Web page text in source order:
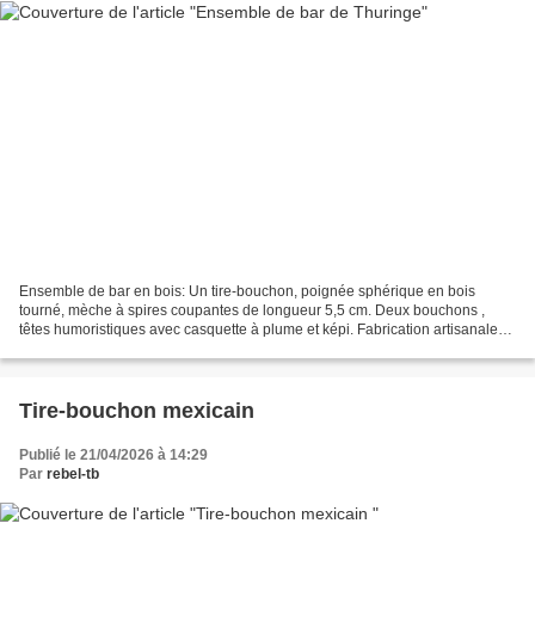
Ensemble de bar en bois: Un tire-bouchon, poignée sphérique en bois
tourné, mèche à spires coupantes de longueur 5,5 cm. Deux bouchons ,
têtes humoristiques avec casquette à plume et képi. Fabrication artisanale
Tire-bouchon mexicain
Publié le 21/04/2026 à 14:29
Par rebel-tb